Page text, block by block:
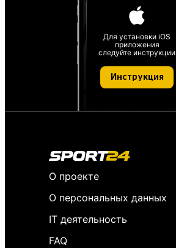
Для установки iOS
приложения
следуйте инструкции
Инструкция
О проекте
О персональных данных
IT деятельность
FAQ